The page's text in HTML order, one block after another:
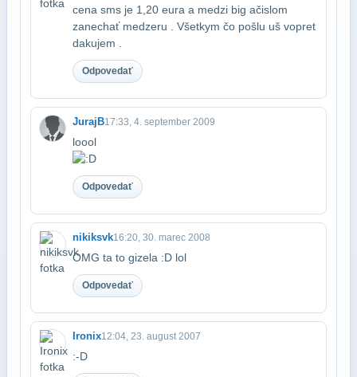
cena sms je 1,20 eura a medzi big a​čislom
zanechať medzeru . Všetkym čo pošlu uš vopret
dakujem .
Odpovedať
JurajB17:33, 4. september 2009
loool
Odpovedať
nikiksvk16:20, 30. marec 2008
OMG ta to gizela :D lol
Odpovedať
Ironix12:04, 23. august 2007
:-D